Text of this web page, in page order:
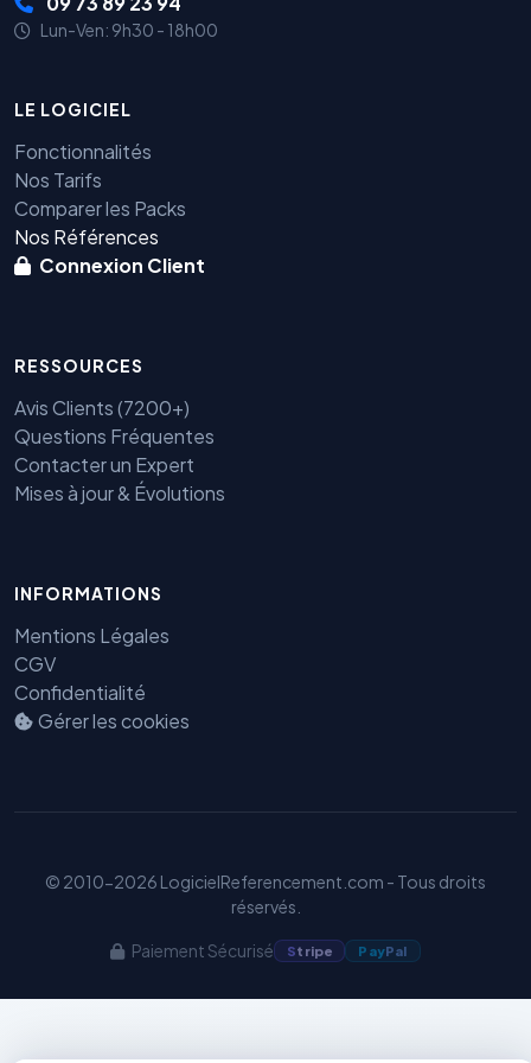
Lun-Ven: 9h30 - 18h00
LE LOGICIEL
Fonctionnalités
Nos Tarifs
Comparer les Packs
Nos Références
Connexion Client
RESSOURCES
Avis Clients (7200+)
Questions Fréquentes
Contacter un Expert
Mises à jour & Évolutions
INFORMATIONS
Mentions Légales
CGV
Confidentialité
Gérer les cookies
© 2010-2026 LogicielReferencement.com - Tous droits
réservés.
Paiement Sécurisé Stripe PayPal